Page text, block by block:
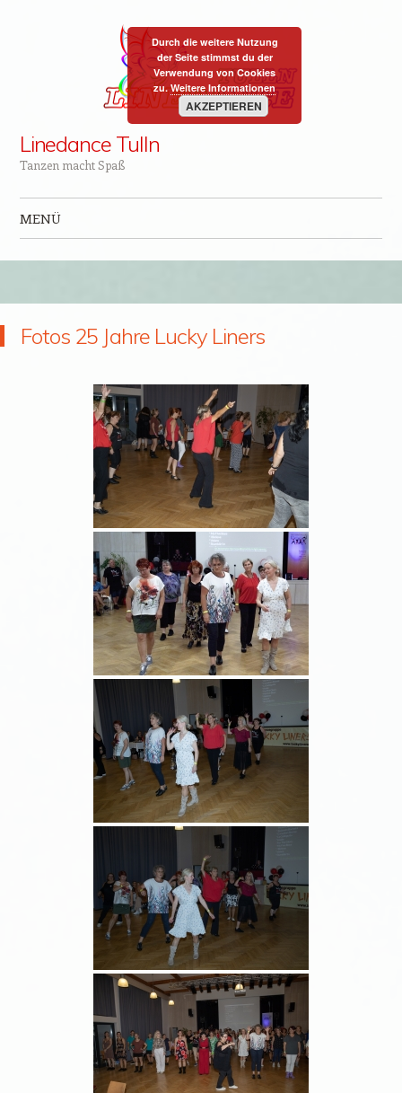
Linedance Tulln
Tanzen macht Spaß
MENÜ
Fotos 25 Jahre Lucky Liners
Durch die weitere Nutzung
der Seite stimmst du der
Verwendung von Cookies
zu.Weitere Informationen
AKZEPTIEREN